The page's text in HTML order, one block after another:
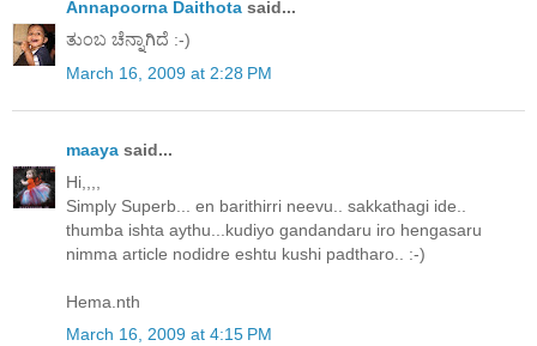
Annapoorna Daithota said...
ತುಂಬ ಚೆನ್ನಾಗಿದೆ :-)
March 16, 2009 at 2:28 PM
maaya said...
Hi,,,,
Simply Superb... en barithirri neevu.. sakkathagi ide..
thumba ishta aythu...kudiyo gandandaru iro hengasaru
nimma article nodidre eshtu kushi padtharo.. :-)
Hema.nth
March 16, 2009 at 4:15 PM